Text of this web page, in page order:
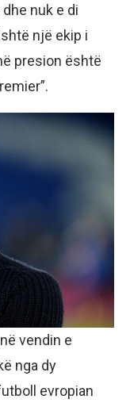
nuk e di
një ekip i
presion është
vendin e
nga dy
evropian